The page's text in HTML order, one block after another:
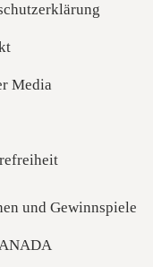
Media
und Gewinnspiele